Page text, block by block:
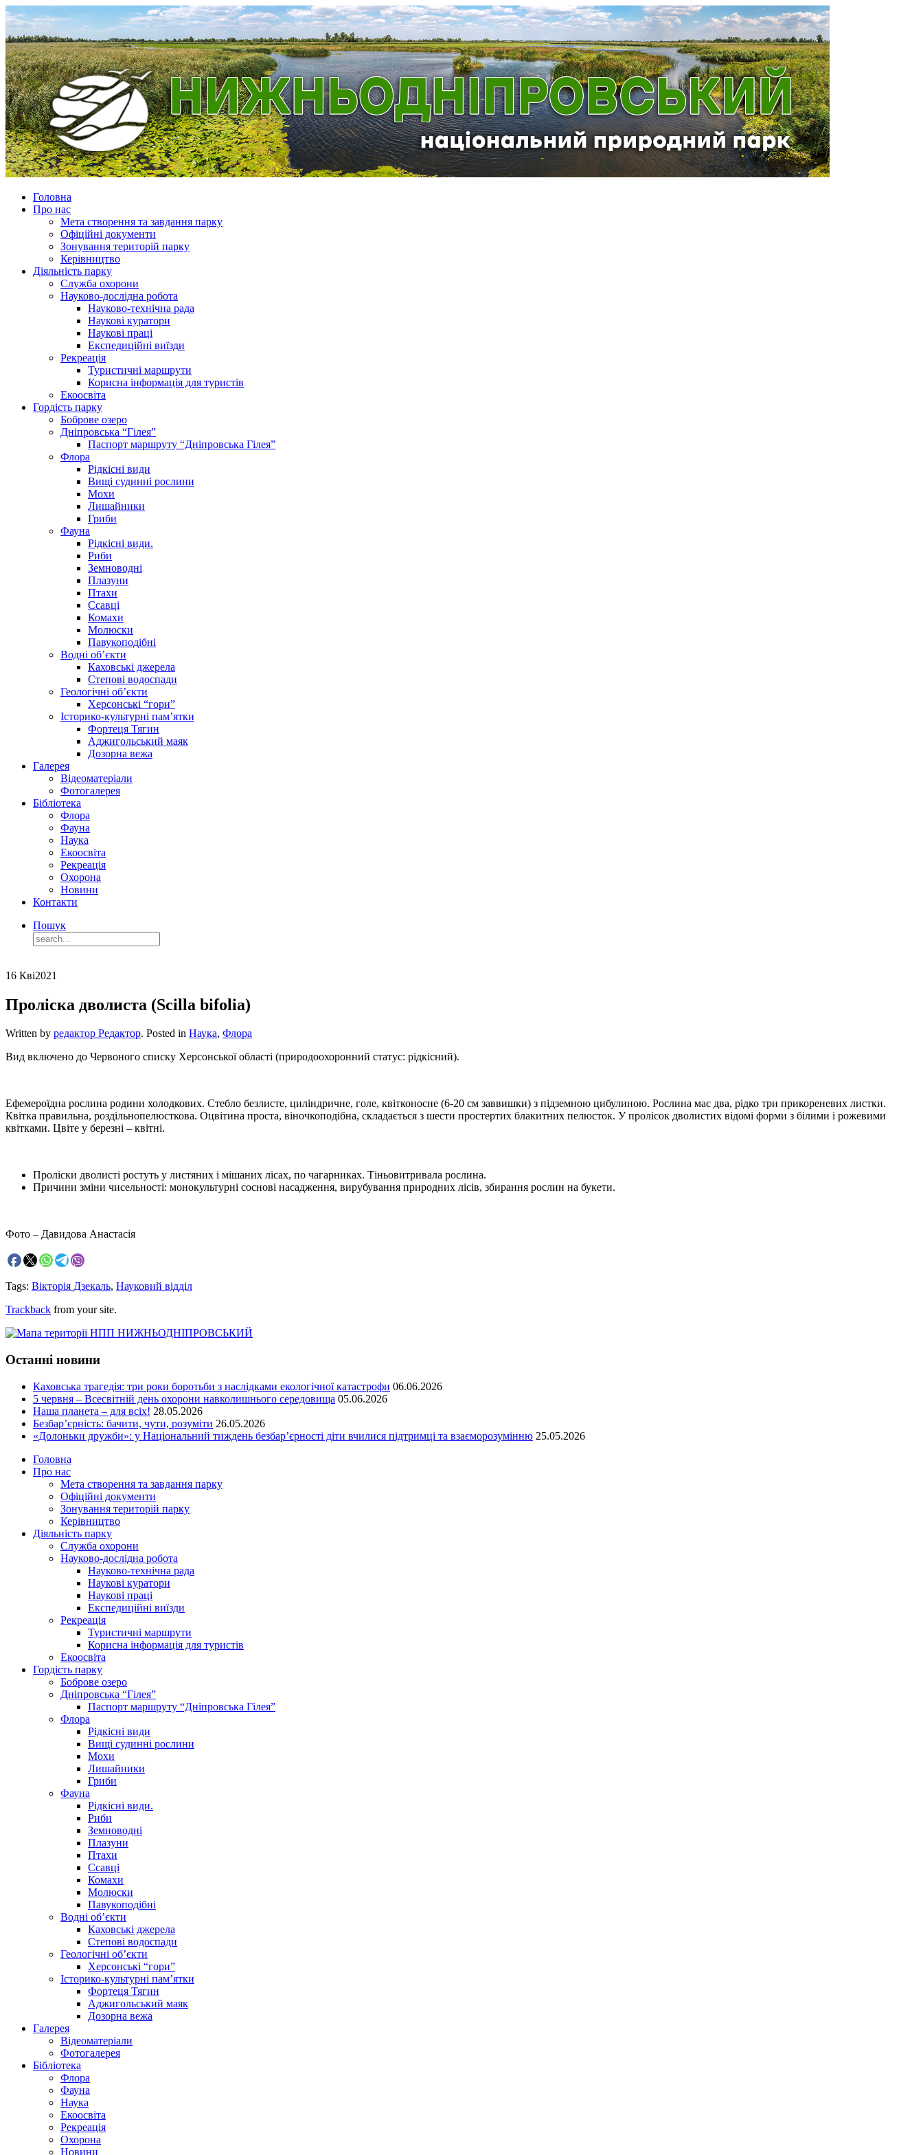
Головна
Про нас
Мета створення та завдання парку
Офіційні документи
Зонування територій парку
Керівництво
Діяльність парку
Служба охорони
Науково-дослідна робота
Науково-технічна рада
Наукові куратори
Наукові праці
Експедиційні виїзди
Рекреація
Туристичні маршрути
Корисна інформація для туристів
Екоосвіта
Гордість парку
Боброве озеро
Дніпровська “Гілея”
Паспорт маршруту “Дніпровська Гілея”
Флора
Рідкісні види
Вищі судинні рослини
Мохи
Лишайники
Гриби
Фауна
Рідкісні види.
Риби
Земноводні
Плазуни
Птахи
Ссавці
Комахи
Молюски
Павукоподібні
Водні об’єкти
Каховські джерела
Степові водоспади
Геологічні об’єкти
Херсонські “гори”
Історико-культурні пам’ятки
Фортеця Тягин
Аджигольський маяк
Дозорна вежа
Галерея
Відеоматеріали
Фотогалерея
Бібліотека
Флора
Фауна
Наука
Екоосвіта
Рекреація
Охорона
Новини
Контакти
Пошук
16 Кві2021
Проліска дволиста (Scilla bifolia)
Written by редактор Редактор. Posted in Наука, Флора
Вид включено до Червоного списку Херсонської області (природоохоронний статус: рідкісний).
Ефемероїдна рослина родини холодкових. Стебло безлисте, циліндричне, голе, квітконосне (6-20 см заввишки) з підземною цибулиною. Рослина має два, рідко три прикореневих листки.
Квітка правильна, роздільнопелюсткова. Оцвітина проста, віночкоподібна, складається з шести простертих блакитних пелюсток. У пролісок дволистих відомі форми з білими і рожевими
квітками. Цвіте у березні – квітні.
Проліски дволисті ростуть у листяних і мішаних лісах, по чагарниках. Тіньовитривала рослина.
Причини зміни чисельності: монокультурні соснові насадження, вирубування природних лісів, збирання рослин на букети.
Фото – Давидова Анастасія
Tags: Вікторія Дзекаль, Науковий відділ
Trackback from your site.
Останні новини
Каховська трагедія: три роки боротьби з наслідками екологічної катастрофи 06.06.2026
5 червня – Всесвітній день охорони навколишнього середовища 05.06.2026
Наша планета – для всіх! 28.05.2026
Безбар’єрність: бачити, чути, розуміти 26.05.2026
«Долоньки дружби»: у Національний тиждень безбар’єрності діти вчилися підтримці та взаєморозумінню 25.05.2026
Головна
Про нас
Мета створення та завдання парку
Офіційні документи
Зонування територій парку
Керівництво
Діяльність парку
Служба охорони
Науково-дослідна робота
Науково-технічна рада
Наукові куратори
Наукові праці
Експедиційні виїзди
Рекреація
Туристичні маршрути
Корисна інформація для туристів
Екоосвіта
Гордість парку
Боброве озеро
Дніпровська “Гілея”
Паспорт маршруту “Дніпровська Гілея”
Флора
Рідкісні види
Вищі судинні рослини
Мохи
Лишайники
Гриби
Фауна
Рідкісні види.
Риби
Земноводні
Плазуни
Птахи
Ссавці
Комахи
Молюски
Павукоподібні
Водні об’єкти
Каховські джерела
Степові водоспади
Геологічні об’єкти
Херсонські “гори”
Історико-культурні пам’ятки
Фортеця Тягин
Аджигольський маяк
Дозорна вежа
Галерея
Відеоматеріали
Фотогалерея
Бібліотека
Флора
Фауна
Наука
Екоосвіта
Рекреація
Охорона
Новини